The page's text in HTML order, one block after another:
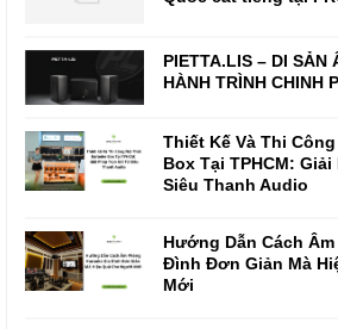
PIETTA.LIS – DI SẢN
HÀNH TRÌNH CHINH
Thiết Kế Và Thi
Box Tại TPHCM:
Siêu Thanh Audio
Hướng Dẫn Cách
Đình Đơn Giản Mà
Mới